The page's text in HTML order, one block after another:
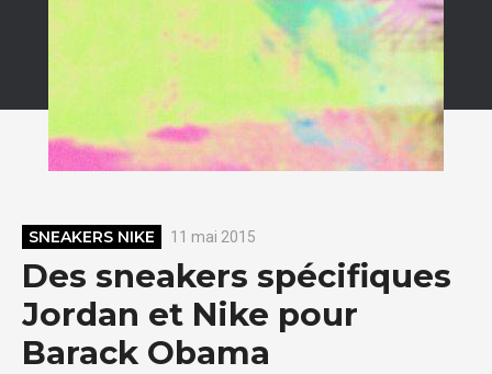
SNEAKERS NIKE 11 mai 2015
Des sneakers spécifiques
Jordan et Nike pour
Barack Obama